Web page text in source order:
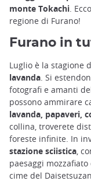
monte Tokachi.
regione di Furano!
Furano in
Luglio è la stagione
lavanda. Si
fotografi e amanti
possono ammirare
lavanda, papaveri,
collina, troverete
foreste infinite. In
stazione sciistica,
paesaggi
cime del